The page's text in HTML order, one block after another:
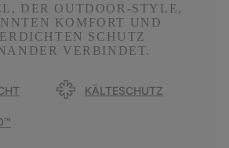
DER OUTDOOR-STYLE,
KOMFORT UND
SCHUTZ
VERBINDET.
KÄLTESCHUTZ